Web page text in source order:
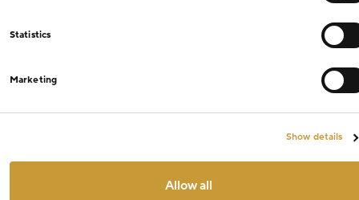
Statistics
Marketing
Show details
Allow all